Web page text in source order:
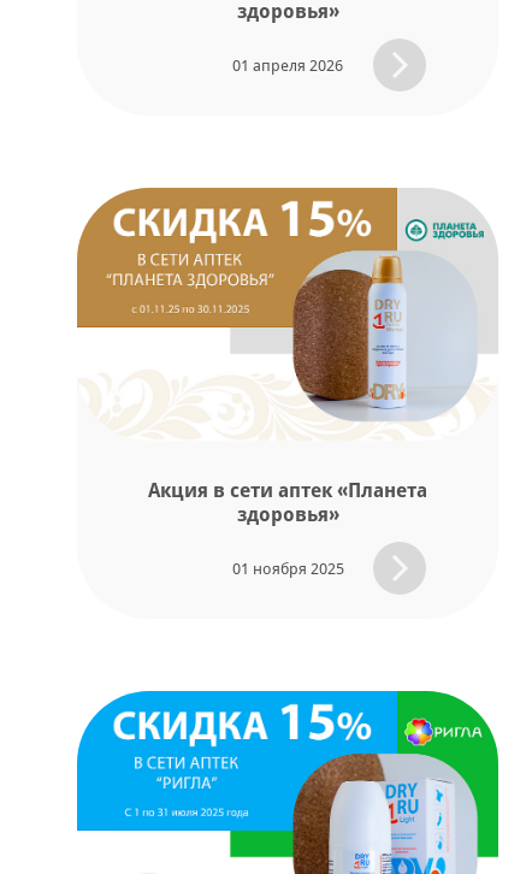
здоровья»
01 апреля 2026
Акция в сети аптек «Планета
здоровья»
01 ноября 2025